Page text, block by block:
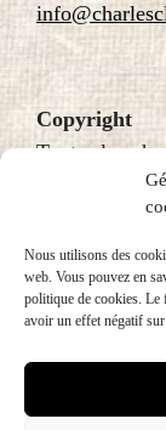
Nous utilisons des
web. Vous pouvez en
politique de cookies. Le
avoir un effet négatif
Copyright
Toutes les
protégés par
copyright.